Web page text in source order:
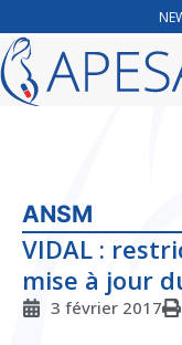
ANSM
VIDAL :
mise à jour
3 février 2017